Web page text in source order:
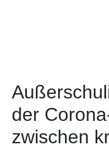
der
zwischen